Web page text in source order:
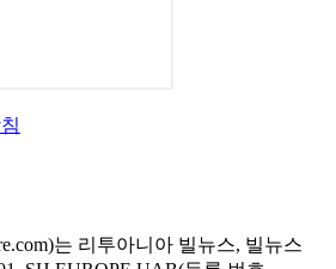
는 리투아니아 빌뉴스, 빌뉴스